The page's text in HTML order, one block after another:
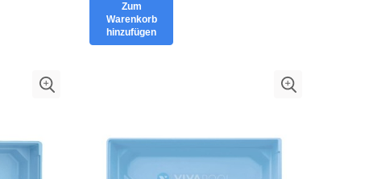
Zum
Warenkorb
hinzufügen